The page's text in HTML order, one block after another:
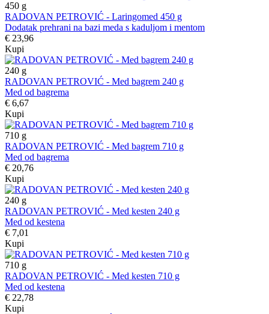
450 g
RADOVAN PETROVIĆ - Laringomed 450 g
Dodatak prehrani na bazi meda s kaduljom i mentom
€ 23,96
Kupi
240 g
RADOVAN PETROVIĆ - Med bagrem 240 g
Med od bagrema
€ 6,67
Kupi
710 g
RADOVAN PETROVIĆ - Med bagrem 710 g
Med od bagrema
€ 20,76
Kupi
240 g
RADOVAN PETROVIĆ - Med kesten 240 g
Med od kestena
€ 7,01
Kupi
710 g
RADOVAN PETROVIĆ - Med kesten 710 g
Med od kestena
€ 22,78
Kupi